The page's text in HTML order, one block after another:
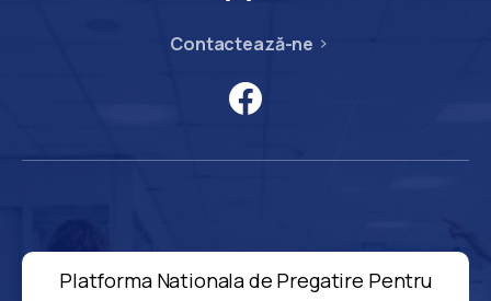
Contactează-ne
Platforma Nationala de Pregatire Pentru